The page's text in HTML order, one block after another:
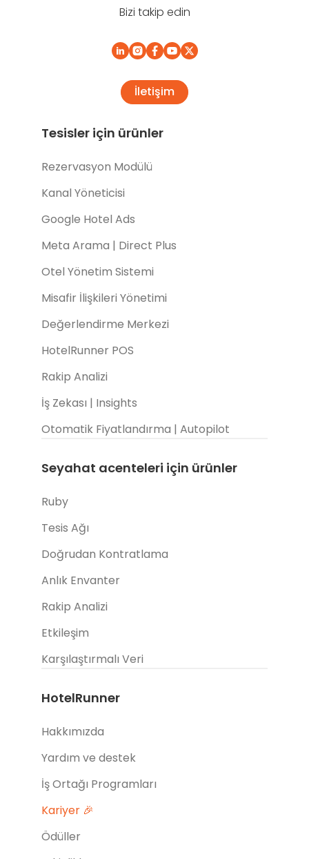
Bizi takip edin
İletişim
Tesisler için ürünler
Rezervasyon Modülü
Kanal Yöneticisi
Google Hotel Ads
Meta Arama | Direct Plus
Otel Yönetim Sistemi
Misafir İlişkileri Yönetimi
Değerlendirme Merkezi
HotelRunner POS
Rakip Analizi
İş Zekası | Insights
Otomatik Fiyatlandırma | Autopilot
Seyahat acenteleri için ürünler
Ruby
Tesis Ağı
Doğrudan Kontratlama
Anlık Envanter
Rakip Analizi
Etkileşim
Karşılaştırmalı Veri
HotelRunner
Hakkımızda
Yardım ve destek
İş Ortağı Programları
Kariyer 🎉
Ödüller